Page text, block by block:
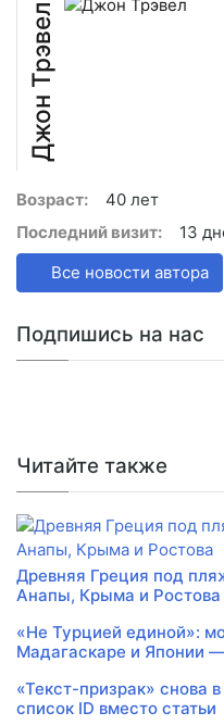
Джон Трэвел
Возраст:
40 лет
Последний визит:
13
Все новости автора
Подпишись на нас
Читайте также
Древняя Греция под
Анапы, Крыма и Ростова
«Не Турцией единой»:
Мадагаскаре и Японии
«Текст-призрак» снова
список ID вместо статьи